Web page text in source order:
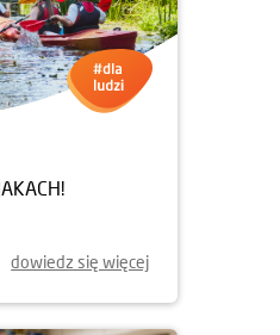
dowiedz się więcej